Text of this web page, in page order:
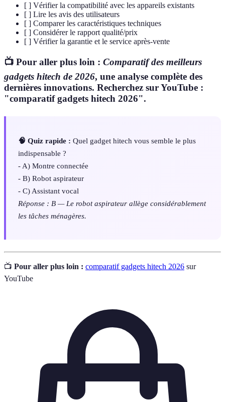
[ ] Vérifier la compatibilité avec les appareils existants
[ ] Lire les avis des utilisateurs
[ ] Comparer les caractéristiques techniques
[ ] Considérer le rapport qualité/prix
[ ] Vérifier la garantie et le service après-vente
📺 Pour aller plus loin : Comparatif des meilleurs
gadgets hitech de 2026, une analyse complète des
dernières innovations. Recherchez sur YouTube :
"comparatif gadgets hitech 2026".
🧠 Quiz rapide : Quel gadget hitech vous semble le plus
indispensable ?
- A) Montre connectée
- B) Robot aspirateur
- C) Assistant vocal
Réponse : B — Le robot aspirateur allège considérablement
les tâches ménagères.
📺 Pour aller plus loin : comparatif gadgets hitech 2026 sur
YouTube